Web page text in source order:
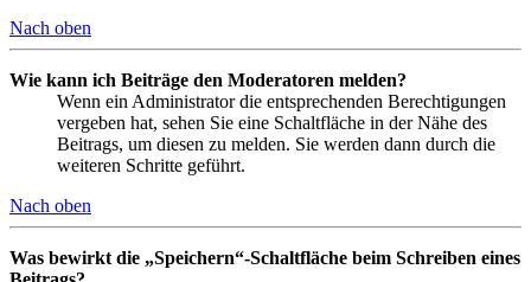
Nach oben
Wie kann ich Beiträge den Moderatoren melden?
Wenn ein Administrator die entsprechenden Berechtigungen
vergeben hat, sehen Sie eine Schaltfläche in der Nähe des
Beitrags, um diesen zu melden. Sie werden dann durch die
weiteren Schritte geführt.
Nach oben
Was bewirkt die „Speichern“-Schaltfläche beim Schreiben eines